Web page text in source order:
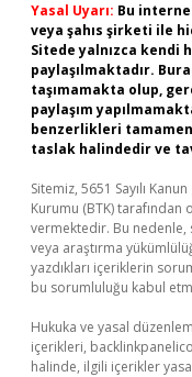
Yasal Uyarı: Bu
veya şahıs şirketi ile
Sitede yalnızca kendi
paylaşılmaktadır.
taşımamakta olup,
paylaşım
benzerlikleri
taslak halindedir ve
Sitemiz, 5651 Sayılı
Kurumu (BTK) tarafından
vermektedir. Bu
veya araştırma
yazdıkları içeriklerin
bu sorumluluğu kabul
Hukuka ve yasal
içerikleri,
halinde, ilgili içerikler